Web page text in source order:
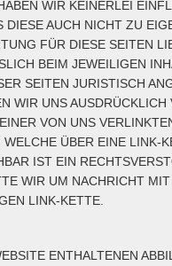
WIR KEINERLEI
AUCH NICHT ZU
FÜR DIESE SEITEN
BEIM JEWEILIGEN
SEITEN JURISTISCH
UNS AUSDRÜCKLICH
VON UNS VERLINKTEN
ÜBER EINE LINK-
IST EIN
UM NACHRICHT MIT
LINK-KETTE.
ENTHALTENEN